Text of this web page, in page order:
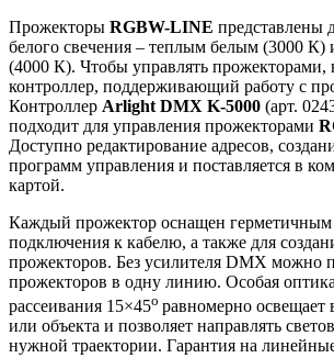
Прожекторы RGBW-LINE представлены
белого свечения – теплым белым (3000
(4000 К). Чтобы управлять прожекторами,
контроллер, поддерживающий работу с
Контроллер Arlight DMX K-5000 (арт.
подходит для управления прожекторами
Доступно редактирование адресов,
программ управления и поставляется в
картой.
Каждый прожектор оснащен герметичным
подключения к кабелю, а также для
прожекторов. Без усилителя DMX можно
прожекторов в одну линию. Особая
рассеивания 15×45o равномерно
или объекта и позволяет направлять
нужной траектории. Гарантия на